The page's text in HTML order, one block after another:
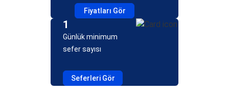
Fiyatları Gör
1
Günlük minimum
sefer sayısı
Seferleri Gör